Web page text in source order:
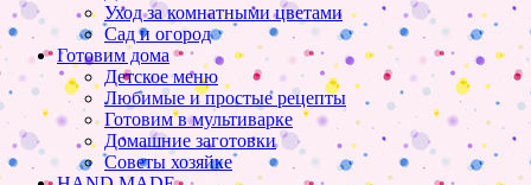
Уход за комнатными цветами
Сад и огород
Готовим дома
Детское меню
Любимые и простые рецепты
Готовим в мультиварке
Домашние заготовки
Советы хозяйке